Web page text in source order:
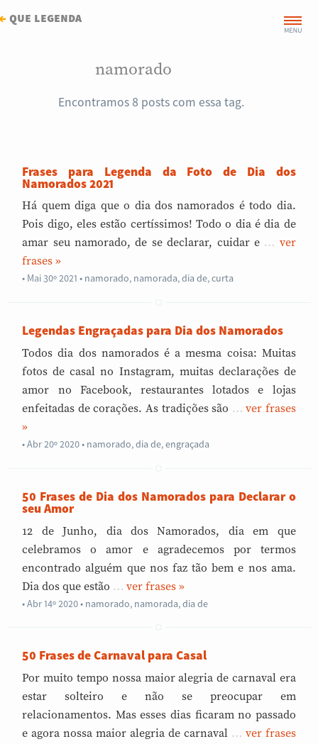
que legenda
namorado
Encontramos 8 posts com essa tag.
Frases para Legenda da Foto de Dia dos
Namorados 2021
Há quem diga que o dia dos namorados é todo dia.
Pois digo, eles estão certíssimos! Todo o dia é dia de
amar seu namorado, de se declarar, cuidar e …
»
Mai 30º 2021 • namorado, namorada,dia de,curta
Legendas Engraçadas para Dia dos Namorados
Todos dia dos namorados é a mesma coisa: Muitas
fotos de casal no Instagram, muitas declarações de
amor no Facebook, restaurantes lotados e lojas
enfeitadas de corações. As tradições são …
»
Abr 20º 2020• namorado,dia de,engraçada
50 Frases de Dia dos Namorados para Declarar o
seu Amor
12 de Junho, dia dos Namorados, dia em que
celebramos o amor e agradecemos por termos
encontrado alguém que nos faz tão bem e nos ama.
Dia dos que estão … »
Abr 14º 2020• namorado, namorada,dia de
50 Frases de Carnaval para Casal
Por muito tempo nossa maior alegria de carnaval era
estar solteiro e não se preocupar em
relacionamentos. Mas esses dias ficaram no passado
e agora nossa maior alegria de carnaval …